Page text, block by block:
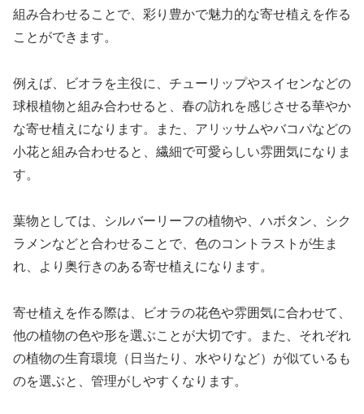
組み合わせることで、彩り豊かで魅力的な寄せ植えを作る
ことができます。
例えば、ビオラを主役に、チューリップやスイセンなどの
球根植物と組み合わせると、春の訪れを感じさせる華やか
な寄せ植えになります。また、アリッサムやバコパなどの
小花と組み合わせると、繊細で可愛らしい雰囲気になりま
す。
葉物としては、シルバーリーフの植物や、ハボタン、シク
ラメンなどと合わせることで、色のコントラストが生ま
れ、より奥行きのある寄せ植えになります。
寄せ植えを作る際は、ビオラの花色や雰囲気に合わせて、
他の植物の色や形を選ぶことが大切です。また、それぞれ
の植物の生育環境（日当たり、水やりなど）が似ているも
のを選ぶと、管理がしやすくなります。